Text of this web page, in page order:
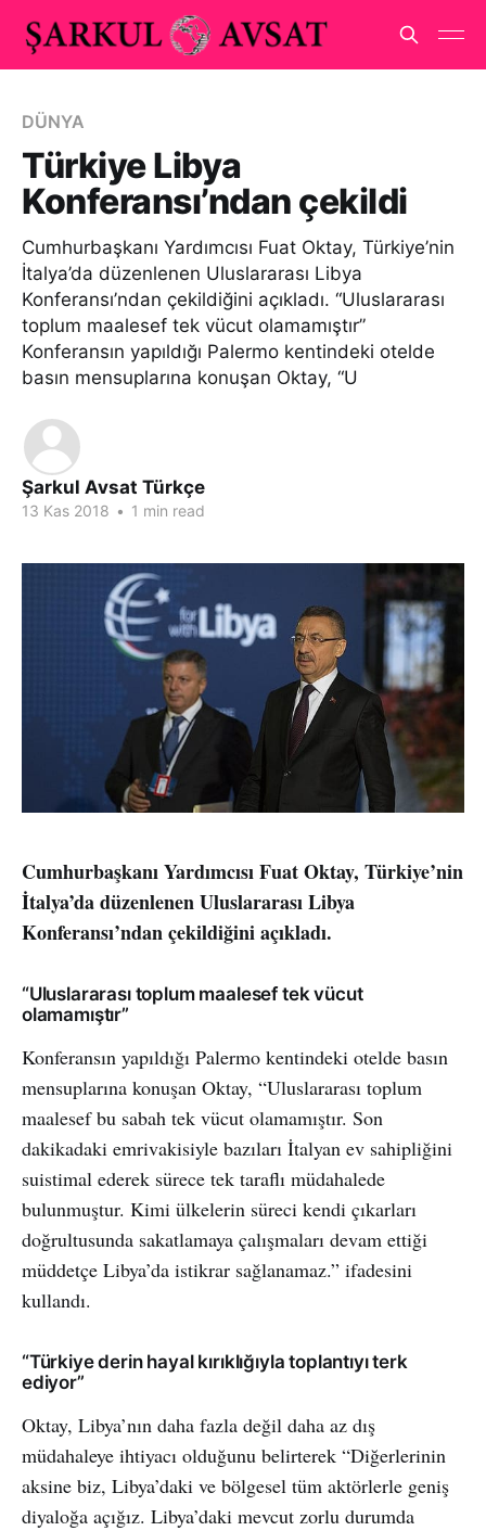
DÜNYA
Türkiye Libya
Konferansı’ndan çekildi
Cumhurbaşkanı Yardımcısı Fuat Oktay, Türkiye’nin
İtalya’da düzenlenen Uluslararası Libya
Konferansı’ndan çekildiğini açıkladı. “Uluslararası
toplum maalesef tek vücut olamamıştır”
Konferansın yapıldığı Palermo kentindeki otelde
basın mensuplarına konuşan Oktay, “U
Şarkul Avsat Türkçe
13 Kas 2018 • 1 min read
Cumhurbaşkanı Yardımcısı Fuat Oktay, Türkiye’nin
İtalya’da düzenlenen Uluslararası Libya
Konferansı’ndan çekildiğini açıkladı.
“Uluslararası toplum maalesef tek vücut
olamamıştır”
Konferansın yapıldığı Palermo kentindeki otelde basın
mensuplarına konuşan Oktay, “Uluslararası toplum
maalesef bu sabah tek vücut olamamıştır. Son
dakikadaki emrivakisiyle bazıları İtalyan ev sahipliğini
suistimal ederek sürece tek taraflı müdahalede
bulunmuştur. Kimi ülkelerin süreci kendi çıkarları
doğrultusunda sakatlamaya çalışmaları devam ettiği
müddetçe Libya’da istikrar sağlanamaz.” ifadesini
kullandı.
“Türkiye derin hayal kırıklığıyla toplantıyı terk
ediyor”
Oktay, Libya’nın daha fazla değil daha az dış
müdahaleye ihtiyacı olduğunu belirterek “Diğerlerinin
aksine biz, Libya’daki ve bölgesel tüm aktörlerle geniş
diyaloğa açığız. Libya’daki mevcut zorlu durumda